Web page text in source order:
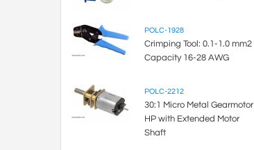
POLC-1928
Crimping Tool: 0.1-1.0 mm2
Capacity 16-28 AWG
POLC-2212
30:1 Micro Metal Gearmotor
HP with Extended Motor
Shaft